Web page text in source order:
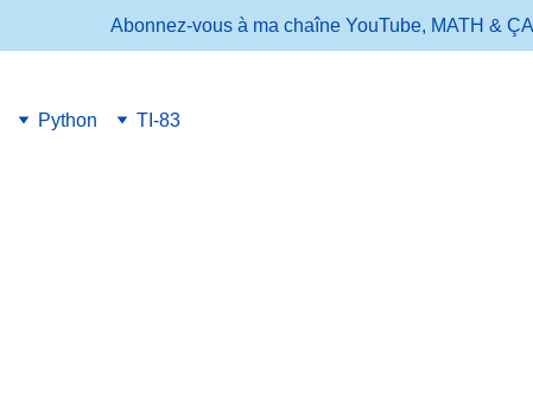
Python TI-83
Abonnez-vous à ma chaîne YouTube, MATH & ÇA !